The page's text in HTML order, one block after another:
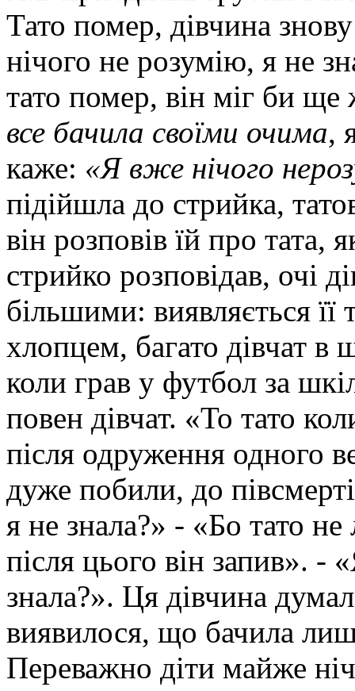
Тато помер, дівчина
нічого не розумію, я не
тато помер, він міг би
все бачила своїми очима,
каже: «Я вже нічого
підійшла до стрийка,
він розповів їй про тата,
стрийко розповідав, очі
більшими: виявляється
хлопцем, багато дівчат в
коли грав у футбол за
повен дівчат. «То тато
після одруження одного
дуже побили, до
я не знала?» - «Бо тато
після цього він запив». -
знала?». Ця дівчина
виявилося, що бачила
Переважно діти майже